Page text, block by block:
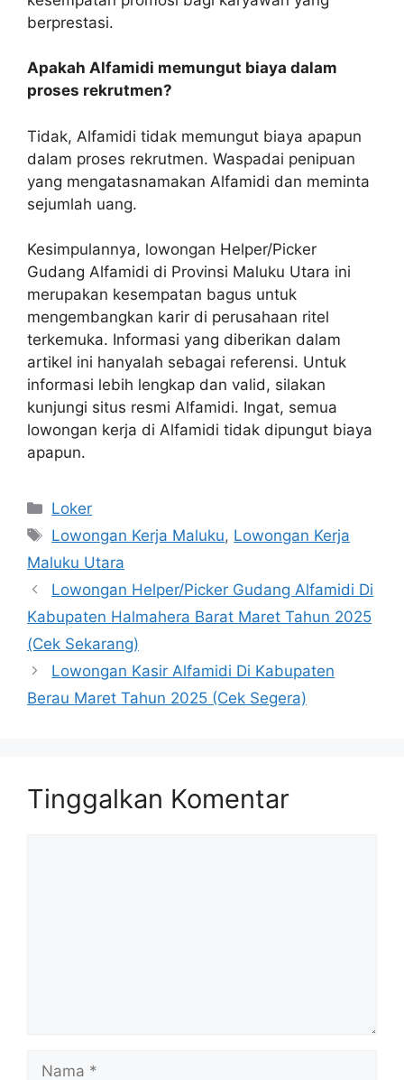
berprestasi.
Apakah Alfamidi memungut biaya dalam
proses rekrutmen?
Tidak, Alfamidi tidak memungut biaya apapun
dalam proses rekrutmen. Waspadai penipuan
yang mengatasnamakan Alfamidi dan meminta
sejumlah uang.
Kesimpulannya, lowongan Helper/Picker
Gudang Alfamidi di Provinsi Maluku Utara ini
merupakan kesempatan bagus untuk
mengembangkan karir di perusahaan ritel
terkemuka. Informasi yang diberikan dalam
artikel ini hanyalah sebagai referensi. Untuk
informasi lebih lengkap dan valid, silakan
kunjungi situs resmi Alfamidi. Ingat, semua
lowongan kerja di Alfamidi tidak dipungut biaya
apapun.
Kategori
Loker
Tag
Lowongan Kerja Maluku, Lowongan Kerja
Maluku Utara
Lowongan Helper/Picker Gudang Alfamidi Di
Kabupaten Halmahera Barat Maret Tahun 2025
(Cek Sekarang)
Lowongan Kasir Alfamidi Di Kabupaten
Berau Maret Tahun 2025 (Cek Segera)
Tinggalkan Komentar
Nama